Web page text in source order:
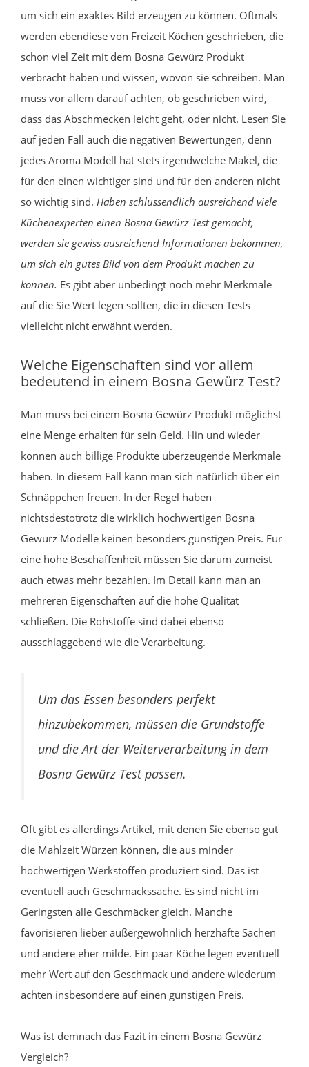
um sich ein exaktes Bild erzeugen zu können. Oftmals
werden ebendiese von Freizeit Köchen geschrieben, die
schon viel Zeit mit dem Bosna Gewürz Produkt
verbracht haben und wissen, wovon sie schreiben. Man
muss vor allem darauf achten, ob geschrieben wird,
dass das Abschmecken leicht geht, oder nicht. Lesen Sie
auf jeden Fall auch die negativen Bewertungen, denn
jedes Aroma Modell hat stets irgendwelche Makel, die
für den einen wichtiger sind und für den anderen nicht
so wichtig sind. Haben schlussendlich ausreichend viele
Küchenexperten einen Bosna Gewürz Test gemacht,
werden sie gewiss ausreichend Informationen bekommen,
um sich ein gutes Bild von dem Produkt machen zu
können. Es gibt aber unbedingt noch mehr Merkmale
auf die Sie Wert legen sollten, die in diesen Tests
vielleicht nicht erwähnt werden.
Welche Eigenschaften sind vor allem
bedeutend in einem Bosna Gewürz Test?
Man muss bei einem Bosna Gewürz Produkt möglichst
eine Menge erhalten für sein Geld. Hin und wieder
können auch billige Produkte überzeugende Merkmale
haben. In diesem Fall kann man sich natürlich über ein
Schnäppchen freuen. In der Regel haben
nichtsdestotrotz die wirklich hochwertigen Bosna
Gewürz Modelle keinen besonders günstigen Preis. Für
eine hohe Beschaffenheit müssen Sie darum zumeist
auch etwas mehr bezahlen. Im Detail kann man an
mehreren Eigenschaften auf die hohe Qualität
schließen. Die Rohstoffe sind dabei ebenso
ausschlaggebend wie die Verarbeitung.
Um das Essen besonders perfekt
hinzubekommen, müssen die Grundstoffe
und die Art der Weiterverarbeitung in dem
Bosna Gewürz Test passen.
Oft gibt es allerdings Artikel, mit denen Sie ebenso gut
die Mahlzeit Würzen können, die aus minder
hochwertigen Werkstoffen produziert sind. Das ist
eventuell auch Geschmackssache. Es sind nicht im
Geringsten alle Geschmäcker gleich. Manche
favorisieren lieber außergewöhnlich herzhafte Sachen
und andere eher milde. Ein paar Köche legen eventuell
mehr Wert auf den Geschmack und andere wiederum
achten insbesondere auf einen günstigen Preis.
Was ist demnach das Fazit in einem Bosna Gewürz
Vergleich?